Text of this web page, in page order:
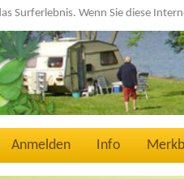
Surferlebnis. Wenn Sie diese
Anmelden Info